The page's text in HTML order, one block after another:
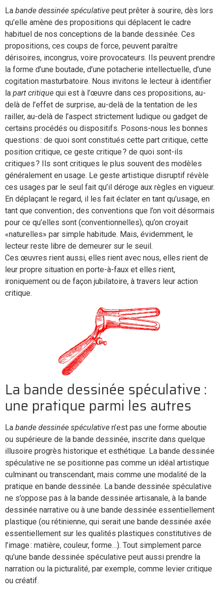
La bande dessinée spéculative peut prêter à sourire, dès lors
qu’elle amène des propositions qui déplacent le cadre
habituel de nos conceptions de la bande dessinée. Ces
propositions, ces coups de force, peuvent paraître
dérisoires, incongrus, voire provocateurs. Ils peuvent prendre
la forme d’une boutade, d’une potacherie intellectuelle, d’une
cogitation masturbatoire. Nous invitons le lecteur à identifier
la part critique qui est à l’œuvre dans ces propositions, au-
delà de l’effet de surprise, au-delà de la tentation de les
railler, au-delà de l’aspect strictement ludique ou gadget de
certains procédés ou dispositifs. Posons-nous les bonnes
questions : de quoi sont constitués cette part critique, cette
position critique, ce geste critique ? de quoi sont-ils
critiques ? Ils sont critiques le plus souvent des modèles
généralement en usage. Le geste artistique disruptif révèle
ces usages par le seul fait qu’il déroge aux règles en vigueur.
En déplaçant le regard, il les fait éclater en tant qu’usage, en
tant que convention ; des conventions que l’on voit désormais
pour ce qu’elles sont (conventionnelles), qu’on croyait
«naturelles» par simple habitude. Mais, évidemment, le
lecteur reste libre de demeurer sur le seuil.
Ces œuvres rient aussi, elles rient avec nous, elles rient de
leur propre situation en porte-à-faux et elles rient,
ironiquement ou de façon jubilatoire, à travers leur action
critique.
La bande dessinée spéculative :
une pratique parmi les autres
La bande dessinée spéculative n’est pas une forme aboutie
ou supérieure de la bande dessinée, inscrite dans quelque
illusoire progrès historique et esthétique. La bande dessinée
spéculative ne se positionne pas comme un idéal artistique
culminant ou transcendant, mais comme une modalité de la
pratique en bande dessinée. La bande dessinée spéculative
ne s’oppose pas à la bande dessinée artisanale, à la bande
dessinée narrative ou à une bande dessinée essentiellement
plastique (ou rétinienne, qui serait une bande dessinée axée
essentiellement sur les qualités plastiques constitutives de
l’image : matière, couleur, forme…). Tout simplement parce
qu’une bande dessinée spéculative peut aussi prendre la
narration ou la picturalité, par exemple, comme levier critique
ou créatif.